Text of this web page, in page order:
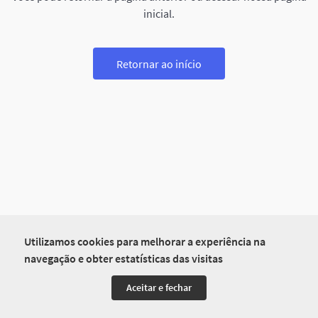
Utilizamos cookies para melhorar a experiência na
navegação e obter estatísticas das visitas
Aceitar e fechar
inicial.
Retornar ao início